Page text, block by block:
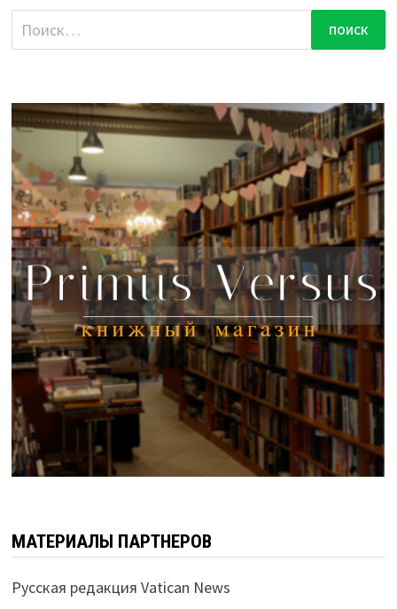
Найти:
МАТЕРИАЛЫ ПАРТНЕРОВ
Русская редакция Vatican News